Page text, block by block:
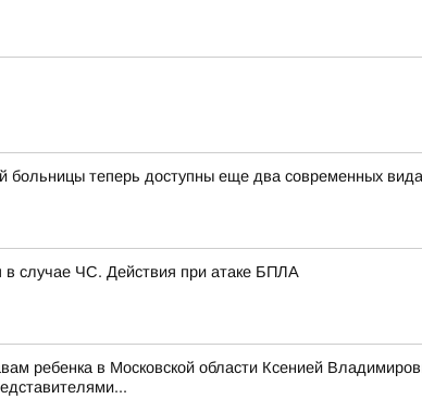
больницы теперь доступны еще два современных
в случае ЧС. Действия при атаке БПЛА
ребенка в Московской области Ксенией